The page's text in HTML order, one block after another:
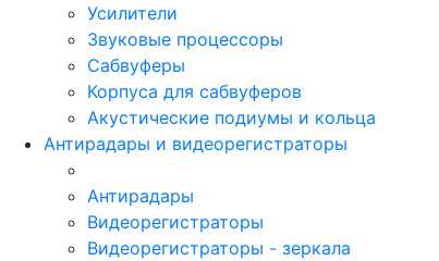
Усилители
Звуковые процессоры
Сабвуферы
Корпуса для сабвуферов
Акустические подиумы и кольца
Антирадары и видеорегистраторы
Антирадары
Видеорегистраторы
Видеорегистраторы - зеркала